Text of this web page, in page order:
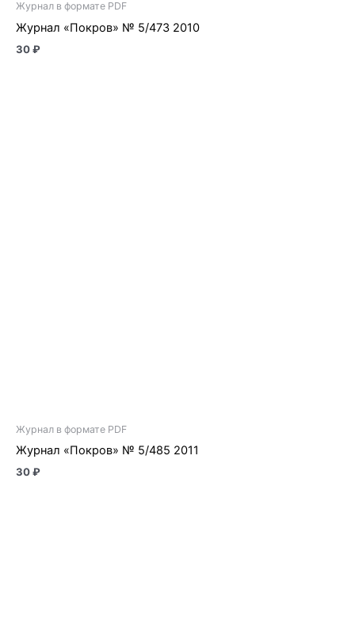
Журнал в формате PDF
Журнал «Покров» № 5/473 2010
30₽
Журнал в формате PDF
Журнал «Покров» № 5/485 2011
30₽